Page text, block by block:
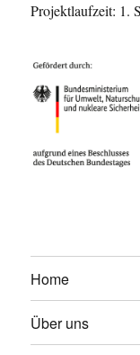
Projektlaufzeit: 1.
Home
Über uns